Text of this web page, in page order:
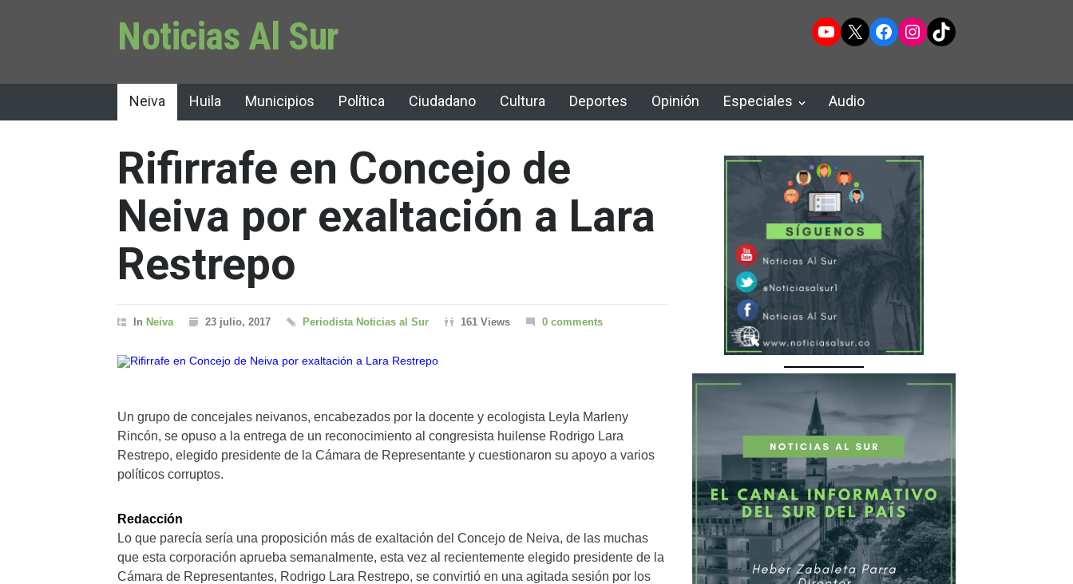
Noticias Al Sur YouTube
X Facebook
Instagram
TikTok
Neiva Huila Municipios Política Ciudadano Cultura Deportes Opinión Especiales Audio
Rifirrafe en Concejo de
Neiva por exaltación a Lara
Restrepo
In Neiva 23 julio, 2017 Periodista Noticias al Sur 161 Views 0 comments
Un grupo de concejales neivanos, encabezados por la docente y ecologista Leyla Marleny
Rincón, se opuso a la entrega de un reconocimiento al congresista huilense Rodrigo Lara
Restrepo, elegido presidente de la Cámara de Representante y cuestionaron su apoyo a varios
políticos corruptos.
Redacción
Lo que parecía sería una proposición más de exaltación del Concejo de Neiva, de las muchas
que esta corporación aprueba semanalmente, esta vez al recientemente elegido presidente de la
Cámara de Representantes, Rodrigo Lara Restrepo, se convirtió en una agitada sesión por los